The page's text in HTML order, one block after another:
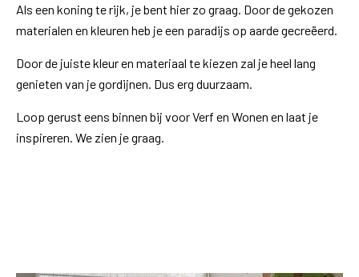
Als een koning te rijk, je bent hier zo graag. Door de gekozen
materialen en kleuren heb je een paradijs op aarde gecreëerd.
Door de juiste kleur en materiaal te kiezen zal je heel lang
genieten van je gordijnen. Dus erg duurzaam.
Loop gerust eens binnen bij voor Verf en Wonen en laat je
inspireren. We zien je graag.